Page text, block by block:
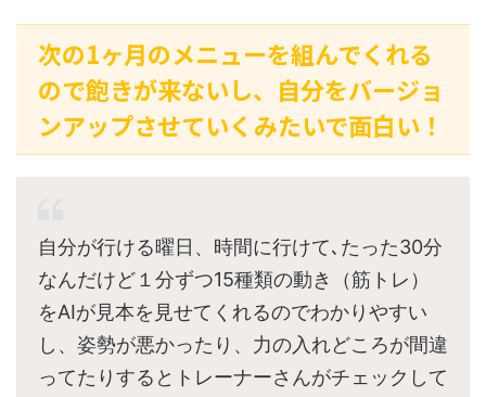
次の1ヶ月のメニューを組んでくれる
ので飽きが来ないし、自分をバージョ
ンアップさせていくみたいで面白い！
自分が行ける曜日、時間に行けて､たった30分
なんだけど１分ずつ15種類の動き（筋トレ）
をAIが見本を見せてくれるのでわかりやすい
し、姿勢が悪かったり、力の入れどころが間違
ってたりするとトレーナーさんがチェックして